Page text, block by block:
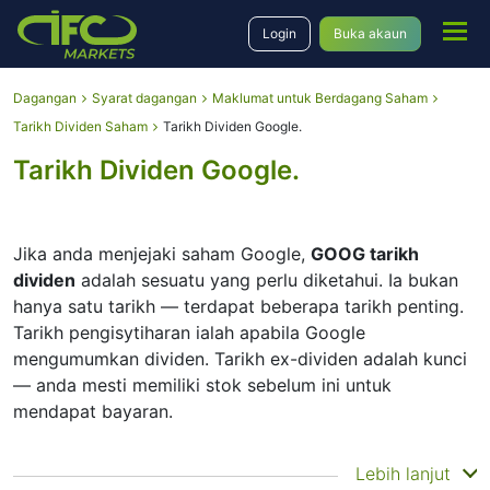
Login Buka akaun
Dagangan Syarat dagangan
Maklumat untuk Berdagang Saham
Tarikh Dividen Saham
Tarikh Dividen Google.
Tarikh Dividen Google.
Jika anda menjejaki saham Google, GOOG tarikh
dividen adalah sesuatu yang perlu diketahui. Ia bukan
hanya satu tarikh — terdapat beberapa tarikh penting.
Tarikh pengisytiharan ialah apabila Google
mengumumkan dividen. Tarikh ex-dividen adalah kunci
— anda mesti memiliki stok sebelum ini untuk
mendapat bayaran.
Tarikh rekod ialah apabila Google menyemak senarai
Lebih lanjut